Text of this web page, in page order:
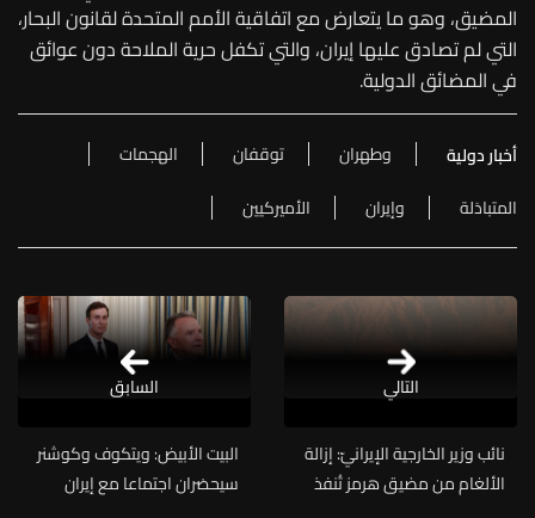
المضيق، وهو ما يتعارض مع اتفاقية الأمم المتحدة لقانون البحار،
التي لم تصادق عليها إيران، والتي تكفل حرية الملاحة دون عوائق
في المضائق الدولية.
أخبار دولية وطهران توقفان
الهجمات
المتبادَلة
وإيران الأميركيين
التالي
نائب وزير الخارجية الإيرانيّ: إزالة
الألغام من مضيق هرمز تُنفذ
البيت الأبيض: ويتكوف وكوشنر
سيحضران اجتماعا مع إيران
السابق